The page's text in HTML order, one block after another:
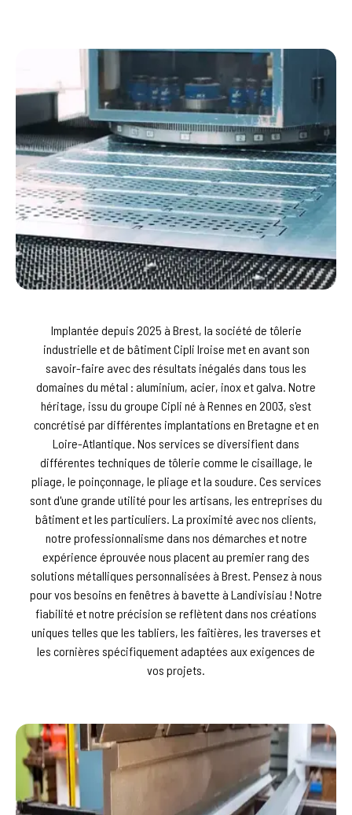
Implantée depuis 2025 à Brest, la société de tôlerie
industrielle et de bâtiment Cipli Iroise met en avant son
savoir-faire avec des résultats inégalés dans tous les
domaines du métal : aluminium, acier, inox et galva. Notre
héritage, issu du groupe Cipli né à Rennes en 2003, s'est
concrétisé par différentes implantations en Bretagne et en
Loire-Atlantique. Nos services se diversifient dans
différentes techniques de tôlerie comme le cisaillage, le
pliage, le poinçonnage, le pliage et la soudure. Ces services
sont d'une grande utilité pour les artisans, les entreprises du
bâtiment et les particuliers. La proximité avec nos clients,
notre professionnalisme dans nos démarches et notre
expérience éprouvée nous placent au premier rang des
solutions métalliques personnalisées à Brest. Pensez à nous
pour vos besoins en fenêtres à bavette à Landivisiau ! Notre
fiabilité et notre précision se reflètent dans nos créations
uniques telles que les tabliers, les faîtières, les traverses et
les cornières spécifiquement adaptées aux exigences de
vos projets.